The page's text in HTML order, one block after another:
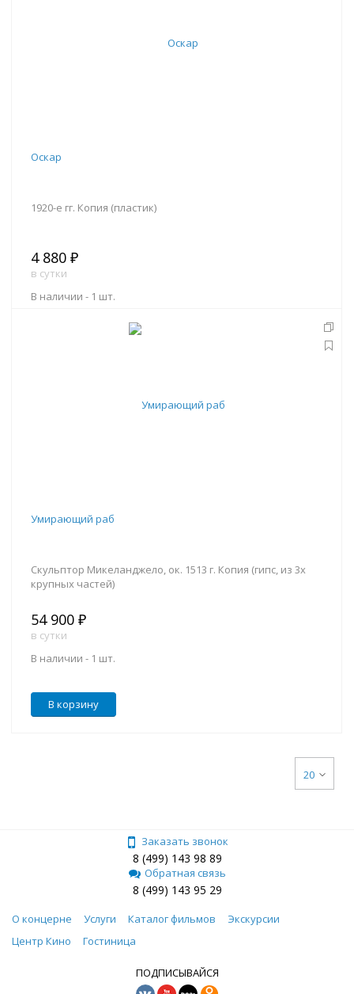
Оскар
1920-е гг. Копия (пластик)
4 880 ₽
в сутки
В наличии - 1 шт.
Умирающий раб
Скульптор Микеланджело, ок. 1513 г. Копия (гипс, из 3х
крупных частей)
54 900 ₽
в сутки
В наличии - 1 шт.
В корзину
20
Заказать звонок
8 (499) 143 98 89
Обратная связь
8 (499) 143 95 29
О концерне Услуги Каталог фильмов
Экскурсии
Центр Кино
Гостиница
ПОДПИСЫВАЙСЯ